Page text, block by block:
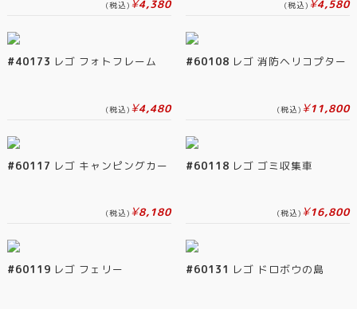
(税込) ¥4,380 (税込) ¥4,580
#40173 レゴ フォトフレーム
(税込) ¥4,480
#60108 レゴ 消防ヘリコプター
(税込) ¥11,800
#60117 レゴ キャンピングカー
(税込) ¥8,180
#60118 レゴ ゴミ収集車
(税込) ¥16,800
#60119 レゴ フェリー #60131 レゴ ドロボウの島